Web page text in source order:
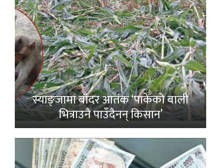
स्याङ्जामा बाँदर आतंक ‘पाकेको बाली
भित्राउनै पाउँदैनन् किसान’